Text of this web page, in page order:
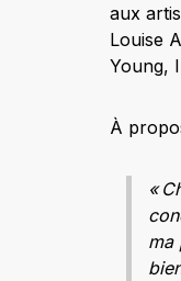
aux
Louise
Young,
À
«
ma